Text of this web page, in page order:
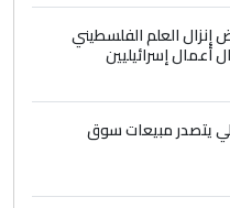
5
كلام
الحقيقي للإنسان
...
الأرض.. بلاد
العلم الفلسطيني
أعمال إسرائيليين
يتصدر مبيعات سوق